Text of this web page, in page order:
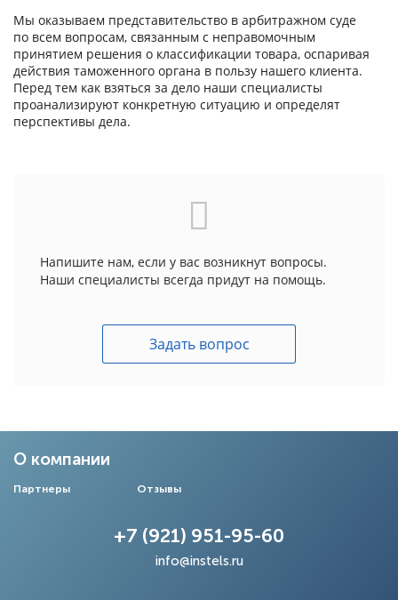
Мы оказываем представительство в арбитражном суде
по всем вопросам, связанным с неправомочным
принятием решения о классификации товара, оспаривая
действия таможенного органа в пользу нашего клиента.
Перед тем как взяться за дело наши специалисты
проанализируют конкретную ситуацию и определят
перспективы дела.
Напишите нам, если у вас возникнут вопросы.
Наши специалисты всегда придут на помощь.
Задать вопрос
+7 (921) 951-95-60
info@instels.ru
О компании
Партнеры Отзывы